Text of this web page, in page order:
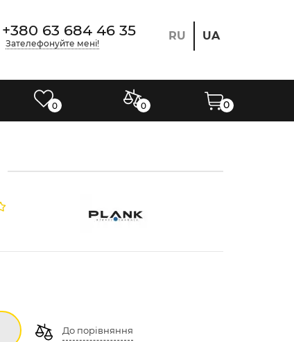
+380 63 684 46 35
Зателефонуйте мені!
RU UA
0 0 0
До порівняння